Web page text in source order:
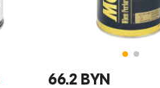
66.2 BYN